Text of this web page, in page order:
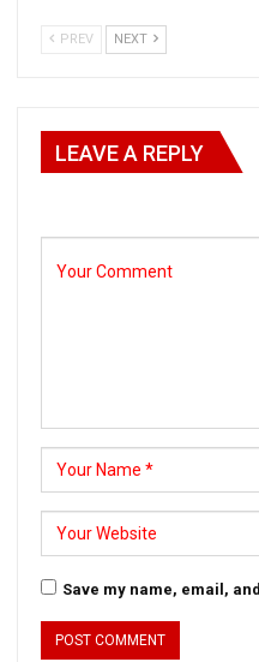
PREV NEXT
LEAVE A REPLY
Save my name, email,